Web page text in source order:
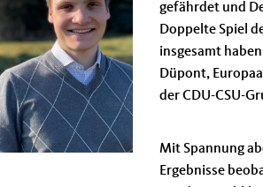
gefährdet und
Doppelte Spiel
insgesamt
Düpont,
der CDU-CSU-
Mit Spannung
Ergebnisse